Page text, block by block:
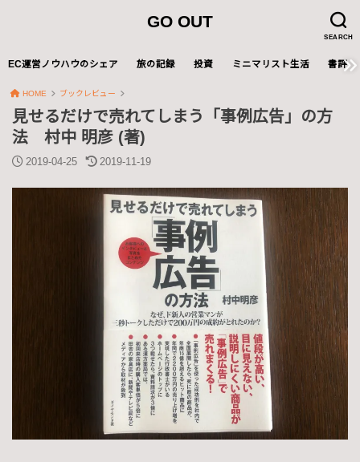
SEARCH
GO OUT
EC運営ノウハウのシェア 旅の記録 投資 ミニマリスト生活 書評
HOME ブックレビュー
見せるだけで売れてしまう「事例広告」の方
法 村中 明彦 (著)
2019-04-25 2019-11-19